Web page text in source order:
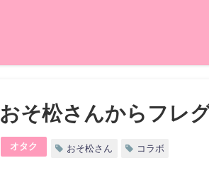
おそ松さんからフレ
オタク おそ松さん コラボ